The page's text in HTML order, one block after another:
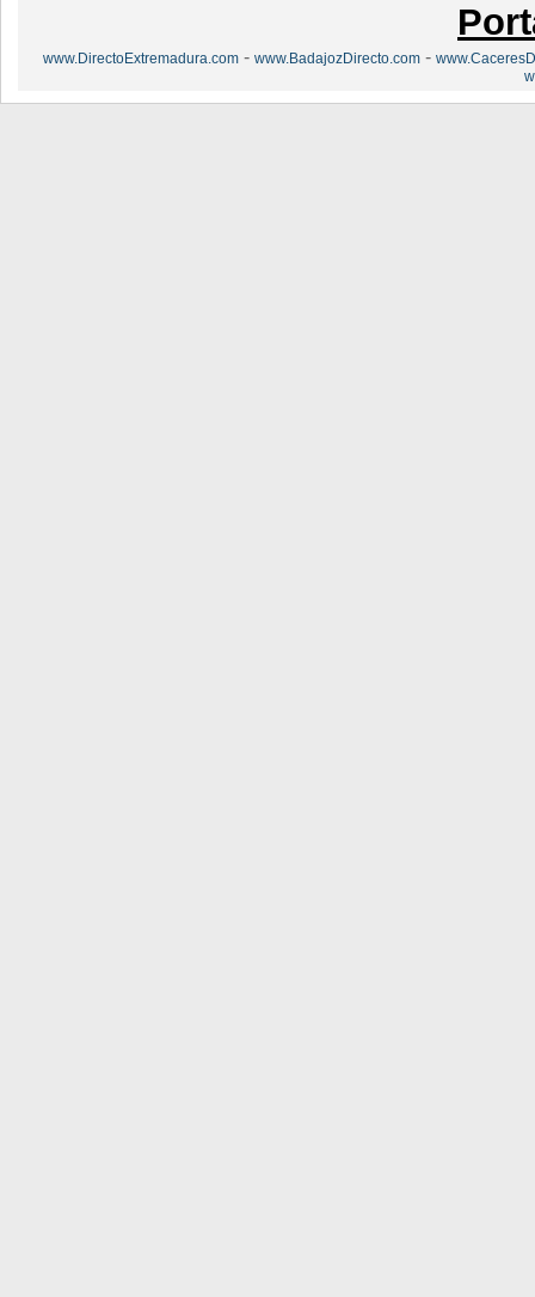
www.DirectoExtremadura.com - www.BadajozDirecto.com -